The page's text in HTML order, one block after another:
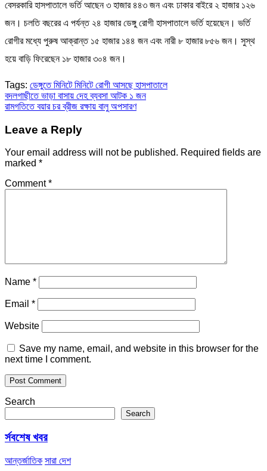
বেসরকারি হাসপাতালে ভর্তি আছেন ৩ হাজার ৪৪৩ জন এবং ঢাকার বাইরে ২ হাজার ১২৬
জন। চলতি বছরের এ পর্যন্ত ২৪ হাজার ডেঙ্গু রোগী হাসপাতালে ভর্তি হয়েছেন। ভর্তি
রোগীর মধ্যে পুরুষ আক্রান্ত ১৫ হাজার ১৪৪ জন এবং নারী ৮ হাজার ৮৫৬ জন। সুস্থ
হয়ে বাড়ি ফিরেছেন ১৮ হাজার ৩০৪ জন।
Tags: ডেঙ্গুতে মিনিটে মিনিটে রোগী আসছে হাসপাতালে
Post
navigation
বদলগাছীতে ভাড়া বাসায় দেহ ব্যবসা আটক ১ জন
রামগতিতে বয়ার চর ব্রীজ রক্ষায় বালু অপসারণ
Leave a Reply
Your email address will not be published. Required fields are
marked *
Comment*
Name *
Email *
Website
Save my name, email, and website in this browser for the
next time I comment.
Search
Search
র্সবশেষ খবর
আন্তর্জাতিক সারা দেশ